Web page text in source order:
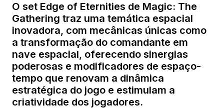
O set Edge of Eternities de Magic: The
Gathering traz uma temática espacial
inovadora, com mecânicas únicas como
a transformação do comandante em
nave espacial, oferecendo sinergias
poderosas e modificadores de espaço-
tempo que renovam a dinâmica
estratégica do jogo e estimulam a
criatividade dos jogadores.